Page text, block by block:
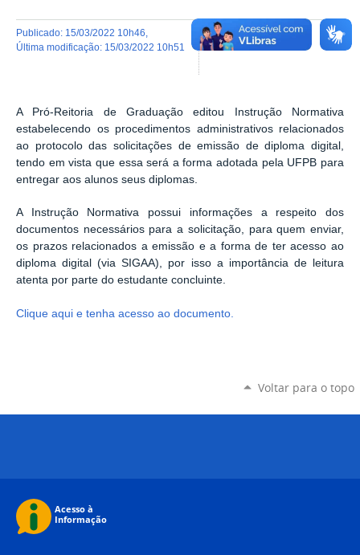
publicado: 15/03/2022 10h46
última modificação: 15/03/2022 10h51
A Pró-Reitoria de Graduação editou Instrução Normativa
estabelecendo os procedimentos administrativos relacionados
ao protocolo das solicitações de emissão de diploma digital,
tendo em vista que essa será a forma adotada pela UFPB para
entregar aos alunos seus diplomas.
A Instrução Normativa possui informações a respeito dos
documentos necessários para a solicitação, para quem enviar,
os prazos relacionados a emissão e a forma de ter acesso ao
diploma digital (via SIGAA), por isso a importância de leitura
atenta por parte do estudante concluinte.
Clique aqui e tenha acesso ao documento.
Voltar para o topo